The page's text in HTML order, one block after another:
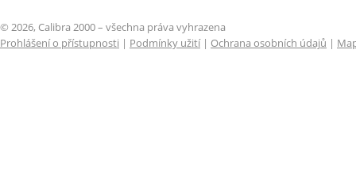
© 2026, Calibra 2000 – všechna práva vyhrazena
Prohlášení o přístupnosti | Podmínky užití| Ochrana osobních údajů |